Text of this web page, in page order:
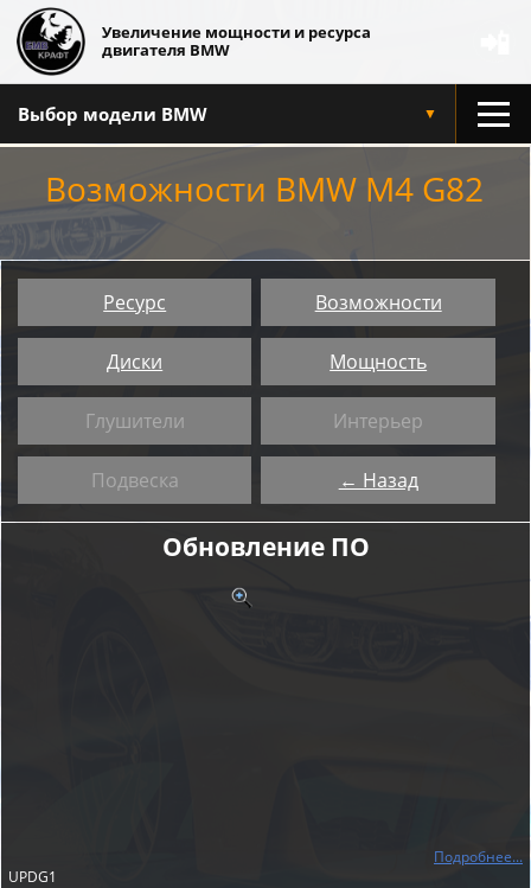
Увеличение мощности и ресурса
двигателя BMW
Выбор модели BMW ▼
Возможности BMW M4 G82
Ресурс Возможности
Диски Мощность
Глушители Интерьер
Подвеска ← Назад
Обновление ПО
Подробнее...
UPDG1